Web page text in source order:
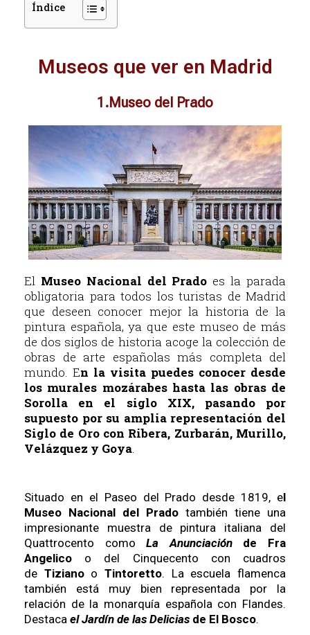
Índice
Museos que ver en Madrid
1.Museo del Prado
El Museo Nacional del Prado es la parada
obligatoria para todos los turistas de Madrid
que deseen conocer mejor la historia de la
pintura española, ya que este museo de más
de dos siglos de historia acoge la colección de
obras de arte españolas más completa del
mundo. En la visita puedes conocer desde
los murales mozárabes hasta las obras de
Sorolla en el siglo XIX, pasando por
supuesto por su amplia representación del
Siglo de Oro con Ribera, Zurbarán, Murillo,
Velázquez y Goya.
Situado en el Paseo del Prado desde 1819, el
Museo Nacional del Prado también tiene una
impresionante muestra de pintura italiana del
Quattrocento comoLa Anunciaciónde Fra
Angelico o del Cinquecento con cuadros
de TizianooTintoretto. La escuela flamenca
también está muy bien representada por la
relación de la monarquía española con Flandes.
Destaca el Jardín de las Delicias de El Bosco.